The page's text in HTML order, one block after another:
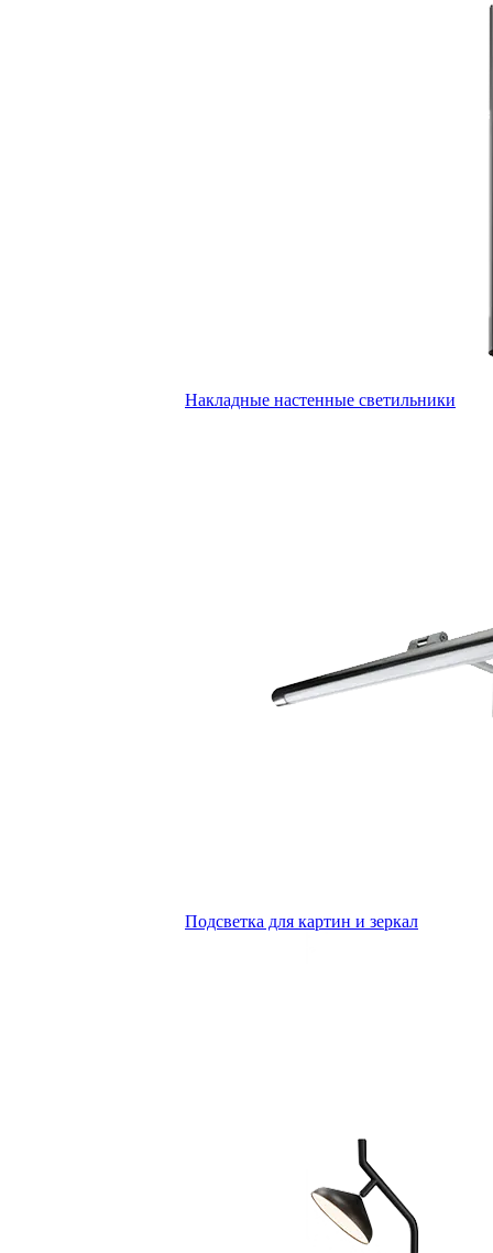
Накладные настенные светильники
Подсветка для картин и зеркал